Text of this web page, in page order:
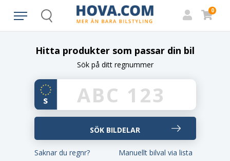
Search
0
Hitta produkter som passar din bil
Sök på ditt regnummer
Saknar du regnr? Manuellt bilval via lista